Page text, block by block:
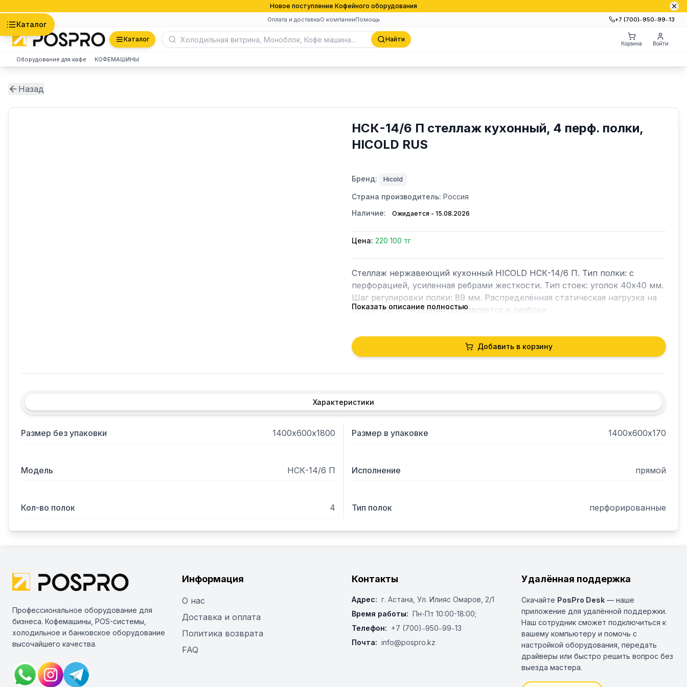
Новое поступление Кофейного оборудования
Оплата и доставкаО компанииПомощь +7 (700)‒950‒99‒13
Каталог
Каталог Найти
Корзина Войти
Оборудование для кафе КОФЕМАШИНЫ
Назад
НСК-14/6 П стеллаж кухонный, 4 перф. полки,
HICOLD RUS
Бренд: Hicold
Страна производитель: Россия
Наличие:
Ожидается - 15.08.2026
Цена: 220 100 тг
Стеллаж нержавеющий кухонный HICOLD НСК-14/6 П. Тип полки: с
перфорацией, усиленная ребрами жесткости. Тип стоек: уголок 40х40 мм.
Шаг регулировки полки: 89 мм. Распределённая статическая нагрузка на
полку: 100 кг. Изделие поставляется в разборе.
Показать описание полностью
Добавить в корзину
Характеристики
Размер без упаковки 1400х600х1800 Размер в упаковке 1400х600х170
Модель НСК-14/6 П Исполнение прямой
Кол-во полок 4 Тип полок перфорированные
Профессиональное оборудование для
бизнеса. Кофемашины, POS-системы,
холодильное и банковское оборудование
высочайшего качества.
Информация
О нас
Доставка и оплата
Политика возврата
FAQ
Контакты
Адрес: г. Астана, ​Ул. Илияс Омаров, 2/1
Время работы: Пн-Пт 10:00-18:00;
Телефон: +7 (700)‒950‒99‒13
Почта: info@pospro.kz
Удалённая поддержка
Скачайте PosPro Desk — наше
приложение для удалённой поддержки.
Наш сотрудник сможет подключиться к
вашему компьютеру и помочь с
настройкой оборудования, передать
драйверы или быстро решить вопрос без
выезда мастера.